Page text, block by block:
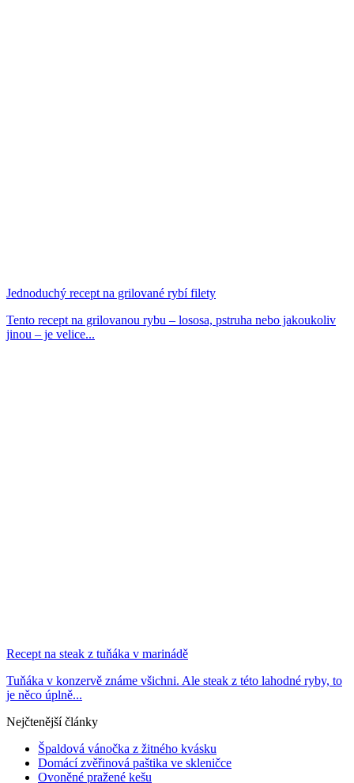
Jednoduchý recept na grilované rybí filety
Tento recept na grilovanou rybu – lososa, pstruha nebo jakoukoliv
jinou – je velice...
Recept na steak z tuňáka v marinádě
Tuňáka v konzervě známe všichni. Ale steak z této lahodné ryby, to
je něco úplně...
Nejčtenější články
Špaldová vánočka z žitného kvásku
Domácí zvěřinová paštika ve skleničce
Ovoněné pražené kešu